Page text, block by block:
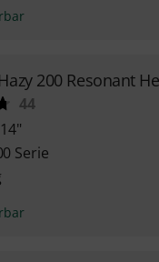
200 Resonant
44
Serie